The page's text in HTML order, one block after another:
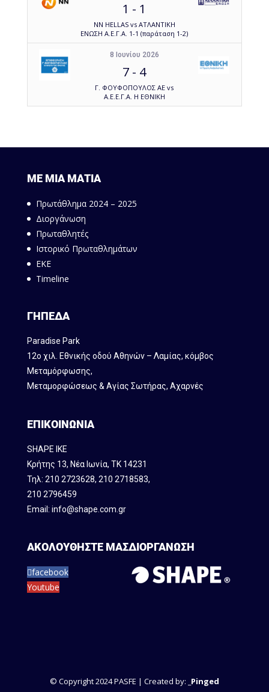
1 - 1
NN HELLAS vs ΑΤΛΑΝΤΙΚΗ
ΕΝΩΣΗ Α.Ε.Γ.Α. 1-1 (παράταση 1-2)
8 Ιουνίου 2026
7 - 4
Γ. ΦΟΥΦΟΠΟΥΛΟΣ ΑΕ vs
Α.Ε.Ε.Γ.Α. Η ΕΘΝΙΚΗ
ΜΕ ΜΙΑ ΜΑΤΙΑ
Πρωτάθλημα 2024 – 2025
Διοργάνωση
Πρωταθλητές
Ιστορικό Πρωταθλημάτων
ΕΚΕ
Timeline
ΓΗΠΕΔΑ
Paradise Park
12ο χιλ. Εθνικής οδού Αθηνών – Λαμίας, κόμβος
Mεταμόρφωσης,
Μεταμορφώσεως & Αγίας Σωτήρας, Αχαρνές
ΕΠΙΚΟΙΝΩΝΙΑ
SHAPE IKE
Κρήτης 13, Νέα Ιωνία, ΤΚ 14231
Τηλ: 210 2723628, 210 2718583,
210 2796459
Email: info@shape.com.gr
ΑΚΟΛΟΥΘΗΣΤΕ ΜΑΣ
facebook
Youtube
ΔΙΟΡΓΑΝΩΣΗ
© Copyright 2024 PASFE | Created by: _Pinged